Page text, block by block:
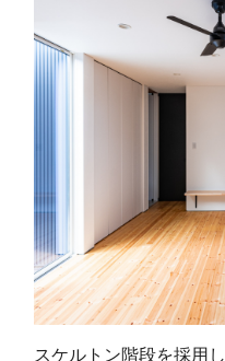
スケルトン階段を採用